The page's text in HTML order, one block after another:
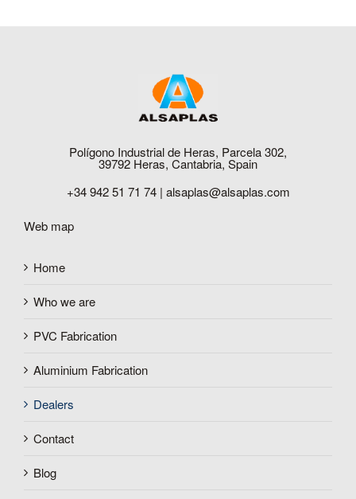
Polígono Industrial de Heras, Parcela 302,
39792 Heras, Cantabria, Spain
+34 942 51 71 74 | alsaplas@alsaplas.com
Web map
Home
Who we are
PVC Fabrication
Aluminium Fabrication
Dealers
Contact
Blog